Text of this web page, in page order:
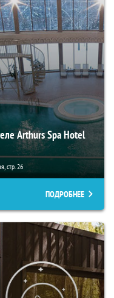
Arthurs Spa Hotel
стр. 26
ПОДРОБНЕЕ